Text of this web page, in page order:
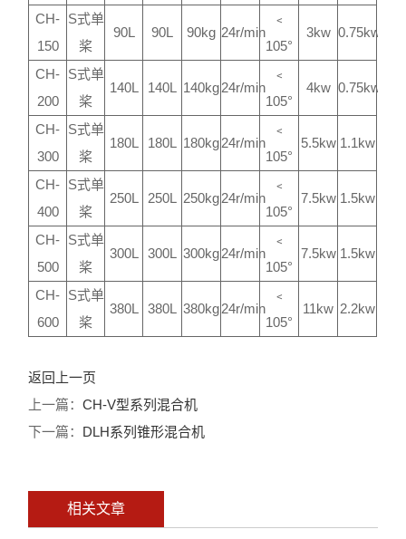
CH-
150
S式单
桨
90L 90L 90kg 24r/min
﹤
105°
3kw 0.75kw
CH-
200
S式单
桨
140L 140L 140kg24r/min
﹤
105°
4kw 0.75kw
CH-
300
S式单
桨
180L 180L 180kg24r/min
﹤
105°
5.5kw 1.1kw
CH-
400
S式单
桨
250L 250L 250kg24r/min
﹤
105°
7.5kw 1.5kw
CH-
500
S式单
桨
300L 300L 300kg24r/min
﹤
105°
7.5kw 1.5kw
CH-
600
S式单
桨
380L 380L 380kg24r/min
﹤
105°
11kw 2.2kw
返回上一页
上一篇：CH-V型系列混合机
下一篇： DLH系列锥形混合机
相关文章